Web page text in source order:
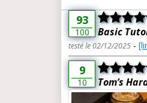
93
100 Basic
testé le 02/12/2025 -
9
10 Tom’s